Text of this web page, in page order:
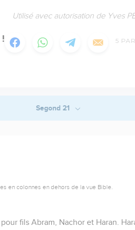
Utilisé avec autorisation de Yves
5
Segond 21
en colonnes en dehors de la vue Bible.
fils Abram, Nachor et Haran.